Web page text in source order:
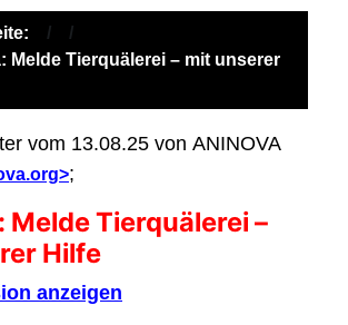
Melde Tierquälerei – mit unserer
vom 13.08.25 von ANINOVA
;
Melde Tierquälerei –
Hilfe
anzeigen